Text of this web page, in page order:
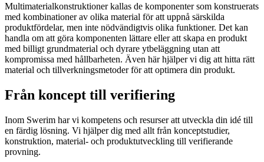
Multimaterialkonstruktioner kallas de komponenter som konstruerats
med kombinationer av olika material för att uppnå särskilda
produktfördelar, men inte nödvändigtvis olika funktioner. Det kan
handla om att göra komponenten lättare eller att skapa en produkt
med billigt grundmaterial och dyrare ytbeläggning utan att
kompromissa med hållbarheten. Även här hjälper vi dig att hitta rätt
material och tillverkningsmetoder för att optimera din produkt.
Från koncept till verifiering
Inom Swerim har vi kompetens och resurser att utveckla din idé till
en färdig lösning. Vi hjälper dig med allt från konceptstudier,
konstruktion, material- och produktutveckling till verifierande
provning.